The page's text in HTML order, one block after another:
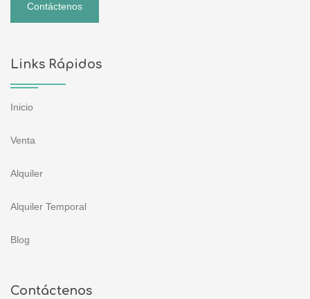
Contáctenos
Links Rápidos
Inicio
Venta
Alquiler
Alquiler Temporal
Blog
Contáctenos